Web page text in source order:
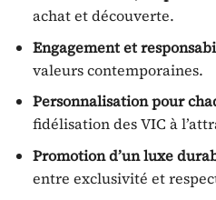
achat et découverte.
Engagement et
valeurs contemporaines.
Personnalisation pour
fidélisation des VIC à
Promotion d’un luxe
entre exclusivité et